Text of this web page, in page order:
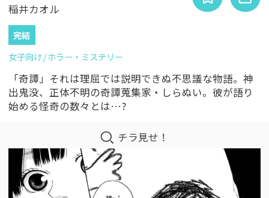
稲井カオル
完結
女子向け ホラー・ミステリー
「奇譚」それは理屈では説明できぬ不思議な物語。神
出鬼没、正体不明の奇譚蒐集家・しらぬい。彼が語り
始める怪奇の数々とは…?
チラ見せ！